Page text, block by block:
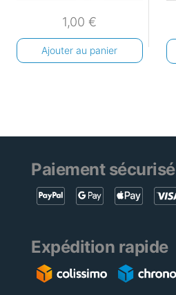
1,00€
Ajouter au panier
Paiement sécurisé
Expédition rapide